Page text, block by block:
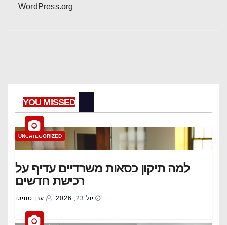
WordPress.org
YOU MISSED
UNCATEGORIZED
למה תיקון כסאות משרדיים עדיף על
רכישת חדשים
יול 23, 2026 ערן טוויטו